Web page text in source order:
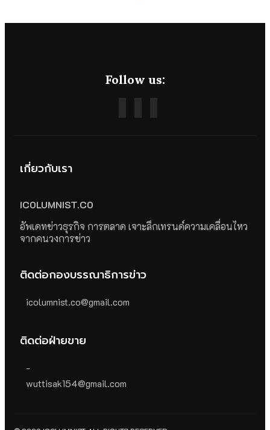
Follow us:
เกี่ยวกับเรา
ICOLUMNIST.CO
อัพเดทข่าวธุรกิจ การตลาด เจาะลึกเทรนด์ความเคลื่อนไหว
จากคนวงการข่าว
ติดต่อกองบรรณาธิการข่าว
icolumnist.co@gmail.com
ติดต่อฝ่ายขาย
-
wuttisak154@gmail.com